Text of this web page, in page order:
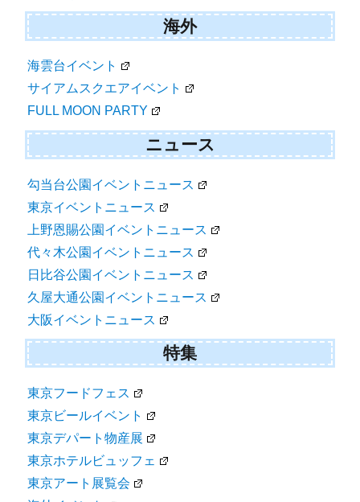
海外
海雲台イベント
サイアムスクエアイベント
FULL MOON PARTY
ニュース
勾当台公園イベントニュース
東京イベントニュース
上野恩賜公園イベントニュース
代々木公園イベントニュース
日比谷公園イベントニュース
久屋大通公園イベントニュース
大阪イベントニュース
特集
東京フードフェス
東京ビールイベント
東京デパート物産展
東京ホテルビュッフェ
東京アート展覧会